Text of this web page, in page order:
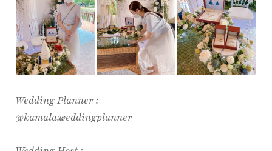
Wedding Planner :
@kamala.weddingplanner